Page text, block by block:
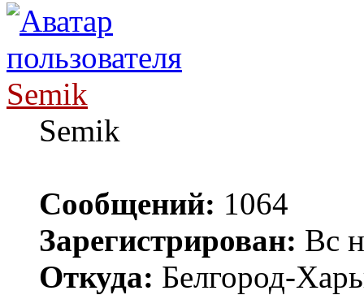
Semik
Semik
Сообщений: 1064
Зарегистрирован: Вс
Откуда: Белгород-